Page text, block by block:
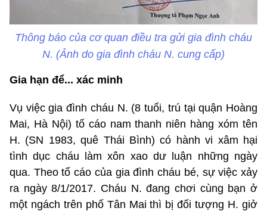
Thông báo của cơ quan điều tra gửi gia đình cháu
N. (Ảnh do gia đình cháu N. cung cấp)
Gia hạn để... xác minh
Vụ việc gia đình cháu N. (8 tuổi, trú tại quận Hoàng
Mai, Hà Nội) tố cáo nam thanh niên hàng xóm tên
H. (SN 1983, quê Thái Bình) có hành vi xâm hại
tình dục cháu làm xôn xao dư luận những ngày
qua. Theo tố cáo của gia đình cháu bé, sự việc xảy
ra ngày 8/1/2017. Cháu N. đang chơi cùng bạn ở
một ngách trên phố Tân Mai thì bị đối tượng H. giở